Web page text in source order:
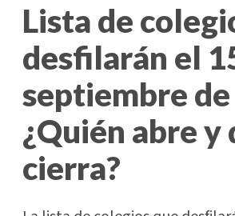
Lista de
desfilarán el
septiembre
¿Quién abre y
cierra?